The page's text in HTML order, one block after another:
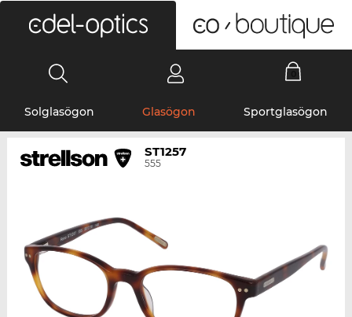
Solglasögon Glasögon Sportglasögon
ST1257
555